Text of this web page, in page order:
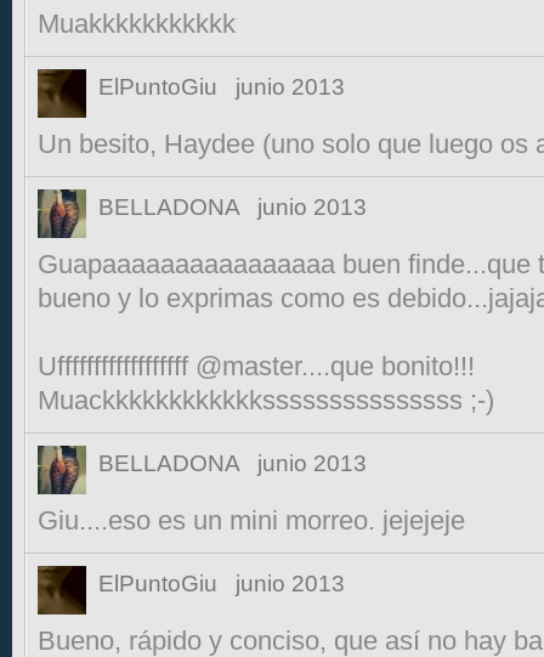
Muakkkkkkkkkkk
ElPuntoGiu junio 2013
Un besito, Haydee (uno solo que luego os
BELLADONA junio 2013
Guapaaaaaaaaaaaaaaaa buen finde...que
bueno y lo exprimas como es
Uffffffffffffffffff @master....que bonito!!!
Muackkkkkkkkkkkksssssssssssssss ;-)
BELLADONA junio 2013
Giu....eso es un mini morreo. jejejeje
ElPuntoGiu junio 2013
Bueno, rápido y conciso, que así no hay